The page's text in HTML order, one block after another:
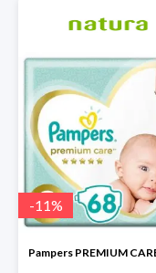
-11%
Pampers PREMIUM